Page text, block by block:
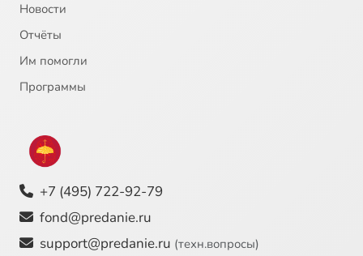
Новости
Отчёты
Им помогли
Программы
+7 (495) 722-92-79
fond@predanie.ru
support@predanie.ru (техн.вопросы)